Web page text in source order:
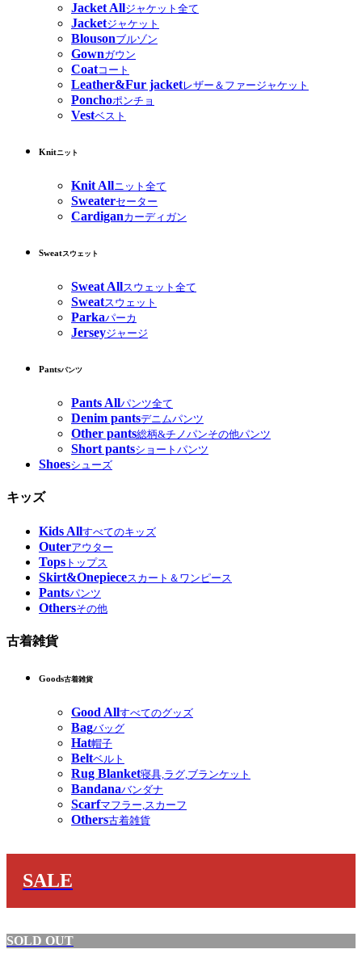
Jacket Allジャケット全て
Jacketジャケット
Blousonブルゾン
Gownガウン
Coatコート
Leather&Fur jacketレザー＆ファージャケット
Ponchoポンチョ
Vestベスト
Knitニット
Knit Allニット全て
Sweaterセーター
Cardiganカーディガン
Sweatスウェット
Sweat Allスウェット全て
Sweatスウェット
Parkaパーカ
Jerseyジャージ
Pantsパンツ
Pants Allパンツ全て
Denim pantsデニムパンツ
Other pants総柄&チノパンその他パンツ
Short pantsショートパンツ
Shoesシューズ
キッズ
Kids Allすべてのキッズ
Outerアウター
Tops トップス
Skirt&Onepieceスカート＆ワンピース
Pantsパンツ
Othersその他
古着雑貨
Goods古着雑貨
Good Allすべてのグッズ
Bagバッグ
Hat帽子
Beltベルト
Rug Blanket寝具,ラグ,ブランケット
Bandanaバンダナ
Scarfマフラー,スカーフ
Others古着雑貨
SALE
SOLD OUT